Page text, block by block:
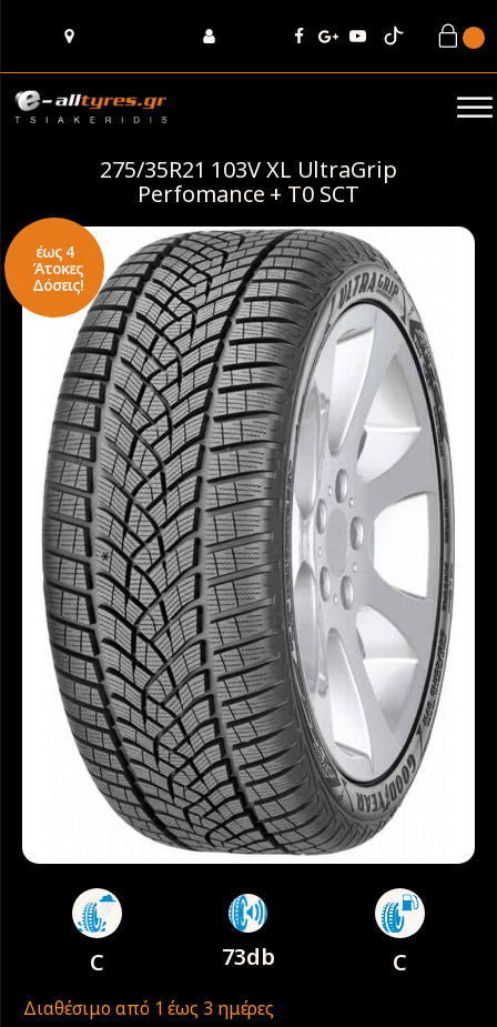
275/35R21 103V XL UltraGrip
Perfomance + T0 SCT
έως 4
Άτοκες
Δόσεις!
C 73db C
Διαθέσιμο από 1 έως 3 ημέρες